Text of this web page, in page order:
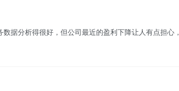
据分析得很好，但公司最近的盈利下降让人有点担心